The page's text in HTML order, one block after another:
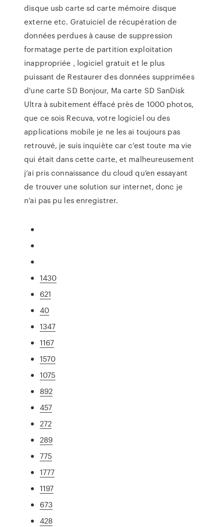
disque usb carte sd carte mémoire disque
externe etc. Gratuiciel de récupération de
données perdues à cause de suppression
formatage perte de partition exploitation
inappropriée , logiciel gratuit et le plus
puissant de Restaurer des données supprimées
d'une carte SD Bonjour, Ma carte SD SanDisk
Ultra à subitement éffacé près de 1000 photos,
que ce sois Recuva, votre logiciel ou des
applications mobile je ne les ai toujours pas
retrouvé, je suis inquiète car c’est toute ma vie
qui était dans cette carte, et malheureusement
j’ai pris connaissance du cloud qu’en essayant
de trouver une solution sur internet, donc je
n’ai pas pu les enregistrer.
1430
621
40
1347
1167
1570
1075
892
457
272
289
775
1777
1197
673
428